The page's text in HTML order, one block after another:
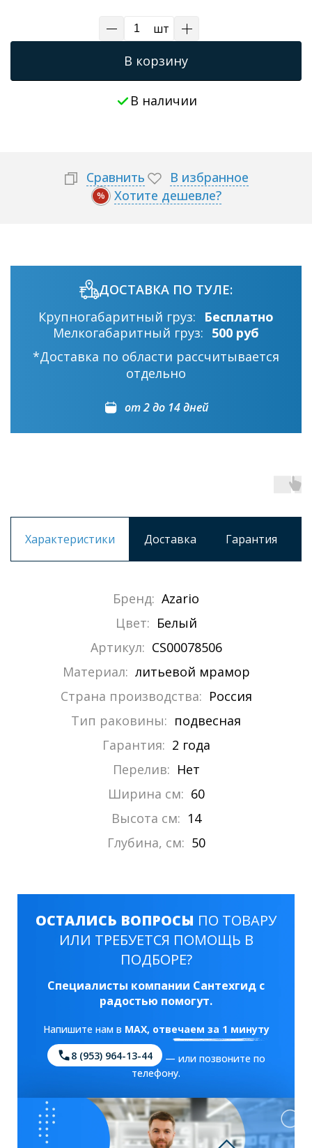
шт
В корзину
В наличии
Сравнить В избранное
% Хотите дешевле?
ДОСТАВКА ПО ТУЛЕ:
Крупногабаритный груз:
Бесплатно
Мелкогабаритный груз: 500 руб
*Доставка по области рассчитывается
отдельно
от 2 до 14 дней
Характеристики Доставка Гарантия
Бренд: Azario
Цвет: Белый
Артикул: CS00078506
Материал: литьевой мрамор
Страна производства: Россия
Тип раковины: подвесная
Гарантия: 2 года
Перелив: Нет
Ширина см: 60
Высота см: 14
Глубина, см: 50
ОСТАЛИСЬ ВОПРОСЫ ПО ТОВАРУ
ИЛИ ТРЕБУЕТСЯ ПОМОЩЬ В
ПОДБОРЕ?
Специалисты компании Сантехгид с
радостью помогут.
Напишите нам в MAX, отвечаем за 1 минуту
8 (953) 964-13-44
— или позвоните по
телефону.